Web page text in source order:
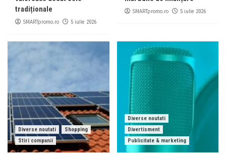
tradiționale
SMARTpromo.ro 5 iulie 2026
SMARTpromo.ro 5 iulie 2026
Diverse noutati
Shopping
Stiri companii
Diverse noutati
Divertisment
Publicitate & marketing